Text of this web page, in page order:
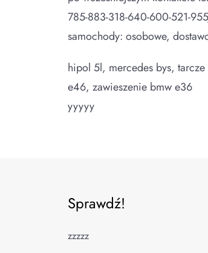
785-883-318-640-600-521-
samochody: osobowe,
hipol 5l, mercedes bys,
e46, zawieszenie bmw e36
yyyyy
Sprawdź!
zzzzz